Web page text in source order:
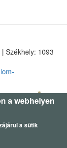
| Székhely: 1093
a webhelyen
a sütik